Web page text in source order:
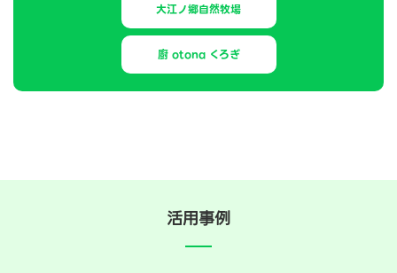
大江ノ郷自然牧場
廚 otona くろぎ
活用事例